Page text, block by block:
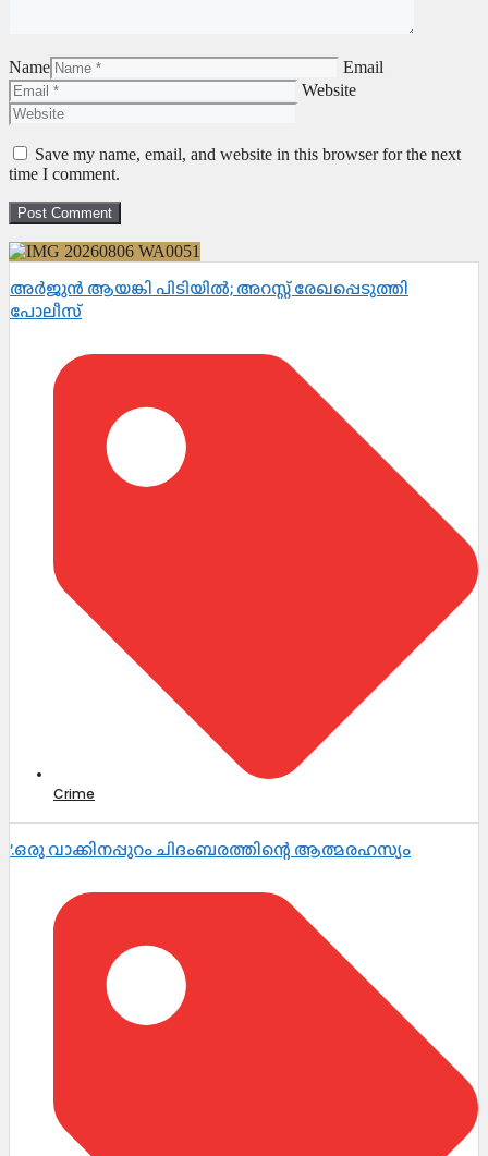
Name
Email
Website
Save my name, email, and website in this browser for the next
time I comment.
അർജുൻ ആയങ്കി പിടിയിൽ; അറസ്റ്റ് രേഖപ്പെടുത്തി
പോലീസ്
Crime
’.ഒരു വാക്കിനപ്പുറം ചിദംബരത്തിന്റെ ആത്മരഹസ്യം